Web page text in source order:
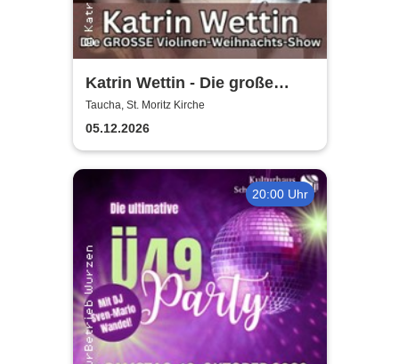
Katrin Wettin - Die große
Violinen-Weihnachts-Show
Taucha, St. Moritz Kirche
05.12.2026
20:00 Uhr